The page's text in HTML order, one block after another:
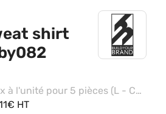
shirt
Prix à l'unité pour 5 pièces (L - Charcoal)
HT